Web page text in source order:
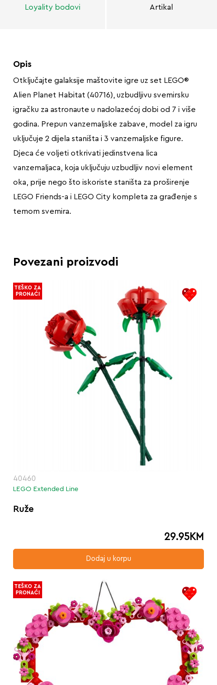
Loyality bodovi Artikal
Opis
Otključajte galaksije maštovite igre uz set LEGO®
Alien Planet Habitat (40716), uzbudljivu svemirsku
igračku za astronaute u nadolazećoj dobi od 7 i više
godina. Prepun vanzemaljske zabave, model za igru
uključuje 2 dijela staništa i 3 vanzemaljske figure.
Djeca će voljeti otkrivati jedinstvena lica
vanzemaljaca, koja uključuju uzbudljiv novi element
oka, prije nego što iskoriste staništa za proširenje
LEGO Friends-a i LEGO City kompleta za građenje s
temom svemira.
Povezani proizvodi
40460
LEGO Extended Line
Ruže
29.95KM
Dodaj u korpu
TEŠKO ZA
PRONAĆI
TEŠKO ZA
PRONAĆI